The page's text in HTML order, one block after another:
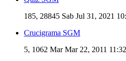
185, 28845 Sab Jul 31, 2021
Crucigrama SGM
5, 1062 Mar Mar 22, 2011